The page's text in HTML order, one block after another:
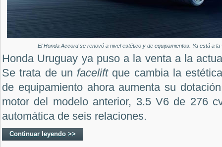
El Honda Accord se renovó a nivel estético y de equipamientos. Ya está a
Honda Uruguay ya puso a la venta a la
Se trata de un faceliftque cambia la
de equipamiento ahora aumenta su
motor del modelo anterior, 3.5 V6 de 276
automática de seis relaciones.
Continuar leyendo >>